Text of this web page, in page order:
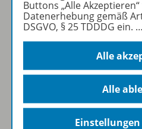
Sofort profitieren
Zum
Buttons „Alle
Datenerhebung gemäß
DSGVO, § 25 TDDDG ein. …
Alle
Alle